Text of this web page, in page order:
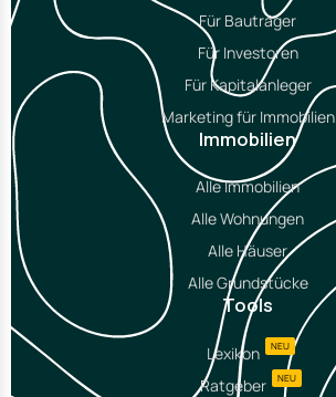
Für Bauträger
Für Investoren
Für Kapitalanleger
Marketing für Immobilien
Immobilien
Alle Immobilien
Alle Wohnungen
Alle Häuser
Alle Grundstücke
Tools
Lexikon NEU
Ratgeber NEU